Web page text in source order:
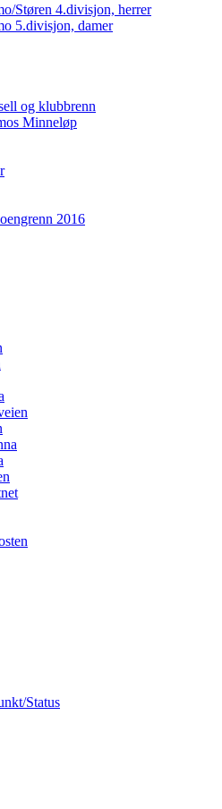
Støren 4.divisjon, herrer
5.divisjon, damer
og klubbrenn
Minneløp
2016
Status